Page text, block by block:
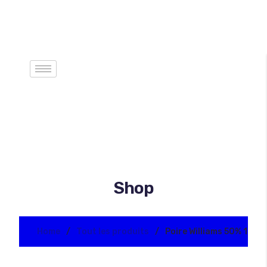
Shop
Home Tout les produits Poire Williams 50% 1L